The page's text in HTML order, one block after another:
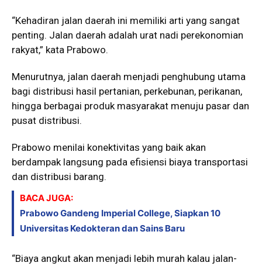
“Kehadiran jalan daerah ini memiliki arti yang sangat
penting. Jalan daerah adalah urat nadi perekonomian
rakyat,” kata Prabowo.
Menurutnya, jalan daerah menjadi penghubung utama
bagi distribusi hasil pertanian, perkebunan, perikanan,
hingga berbagai produk masyarakat menuju pasar dan
pusat distribusi.
Prabowo menilai konektivitas yang baik akan
berdampak langsung pada efisiensi biaya transportasi
dan distribusi barang.
BACA JUGA:
Prabowo Gandeng Imperial College, Siapkan 10
Universitas Kedokteran dan Sains Baru
“Biaya angkut akan menjadi lebih murah kalau jalan-